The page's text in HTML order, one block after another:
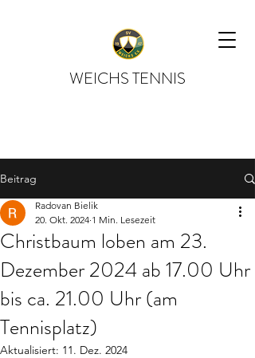
WEICHS TENNIS
Beitrag
Christbaum loben am 23.
Dezember 2024 ab 17.00 Uhr
bis ca. 21.00 Uhr (am
Tennisplatz)
Radovan Bielik
20. Okt. 2024 1 Min. Lesezeit
Aktualisiert: 11. Dez. 2024